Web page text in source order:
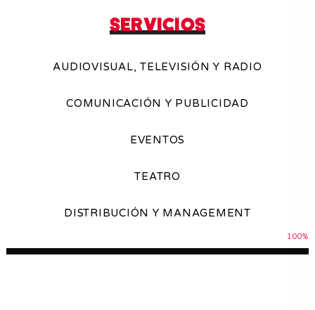
SERVICIOS
AUDIOVISUAL, TELEVISIÓN Y RADIO
COMUNICACIÓN Y PUBLICIDAD
EVENTOS
TEATRO
DISTRIBUCIÓN Y MANAGEMENT
100%